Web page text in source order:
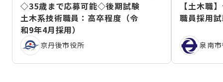
◇35歳まで応募可能◇後期試験
土木系技術職員：高卒程度（令
和9年4月採用）
京丹後市役所
【土木職
職員採用
泉南